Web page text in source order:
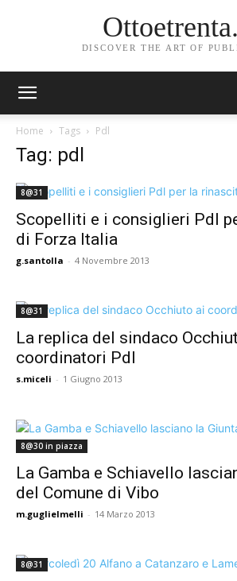
DISCOVER THE ART OF
Home Tags Pdl
Tag: pdl
8@31
Scopelliti e i consiglieri Pdl
di Forza Italia
g.santolla - 4 Novembre 2013
8@31
La replica del sindaco
coordinatori Pdl
s.miceli - 1 Giugno 2013
8@30 in piazza
La Gamba e Schiavello
del Comune di Vibo
m.guglielmelli - 14 Marzo 2013
8@31